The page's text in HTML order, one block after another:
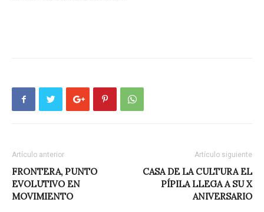
Artículo anterior
FRONTERA, PUNTO
EVOLUTIVO EN
MOVIMIENTO
Artículo siguiente
CASA DE LA CULTURA EL
PÍPILA LLEGA A SU X
ANIVERSARIO